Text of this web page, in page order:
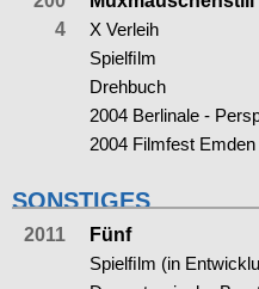
4
X Verleih
Spielﬁlm
Drehbuch
2004 Berlinale -
2004 Filmfest Emden
SONSTIGES
2011
Fünf
Spielﬁlm (in